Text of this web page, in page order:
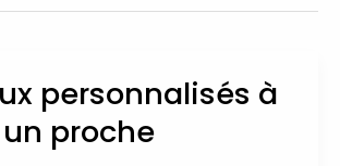
personnalisés à
proche